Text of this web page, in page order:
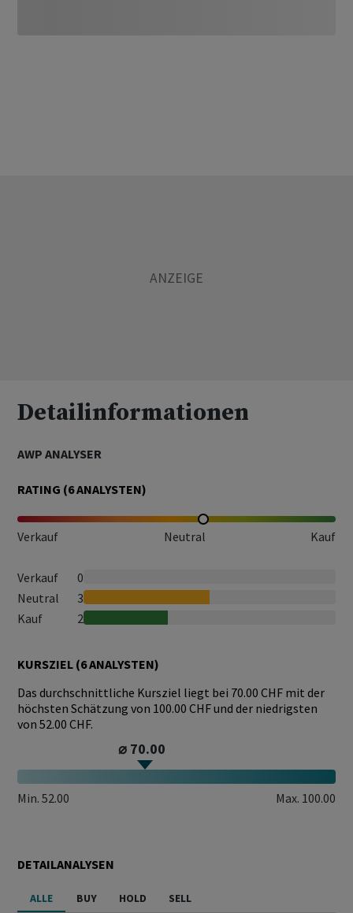
Detailinformationen
AWP ANALYSER
RATING (6ANALYSTEN)
Verkauf Neutral Kauf
Verkauf
0
Neutral
3
Kauf
2
KURSZIEL (6ANALYSTEN)
Das durchschnittliche Kursziel liegt bei 70.00 CHF mit der
höchsten Schätzung von 100.00 CHF und der niedrigsten
von 52.00 CHF.
⌀ 70.00
Min. 52.00 Max. 100.00
DETAILANALYSEN
ALLE BUY HOLD SELL